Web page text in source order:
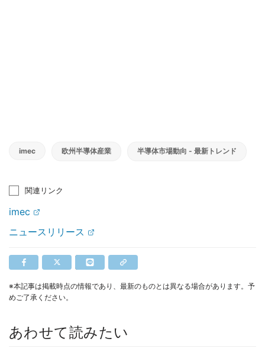
imec 欧州半導体産業 半導体市場動向 - 最新トレンド
関連リンク
imec
ニュースリリース
※本記事は掲載時点の情報であり、最新のものとは異なる場合があります。予
めご了承ください。
あわせて読みたい